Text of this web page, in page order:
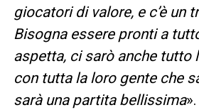
giocatori di valore, e c’è un
Bisogna essere pronti a
aspetta, ci sarò anche tutto
con tutta la loro gente che
sarà una partita bellissima».